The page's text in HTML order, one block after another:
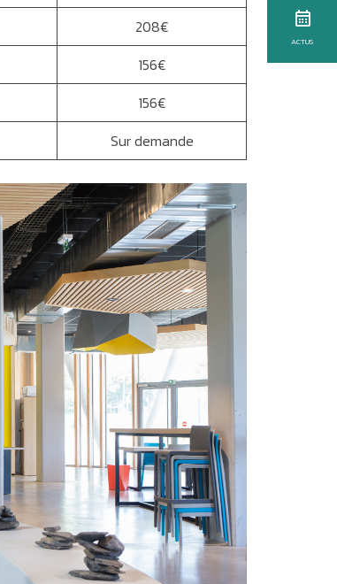
ACTUS
208€
156€
156€
Sur demande